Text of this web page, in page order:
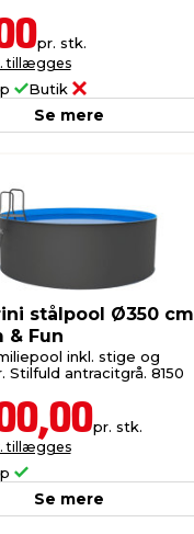
pr. stk.
tillægges
Butik
Se mere
stålpool Ø350 cm
& Fun
inkl. stige og
Stilfuld antracitgrå. 8150
pr. stk.
tillægges
Se mere